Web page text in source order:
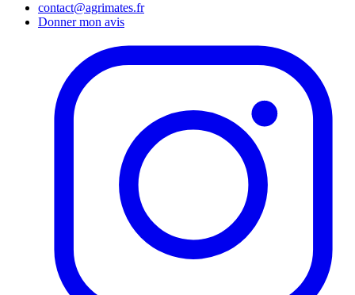
contact@agrimates.fr
Donner mon avis